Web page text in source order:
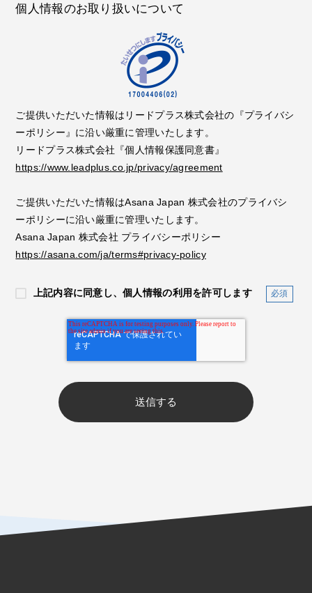
個人情報のお取り扱いについて
ご提供いただいた情報はリードプラス株式会社の『プライバシ
ーポリシー』に沿い厳重に管理いたします。
リードプラス株式会社『個人情報保護同意書』
https://www.leadplus.co.jp/privacy/agreement
ご提供いただいた情報はAsana Japan 株式会社のプライバシ
ーポリシーに沿い厳重に管理いたします。
Asana Japan 株式会社 プライバシーポリシー
https://asana.com/ja/terms#privacy-policy
上記内容に同意し、個人情報の利用を許可します